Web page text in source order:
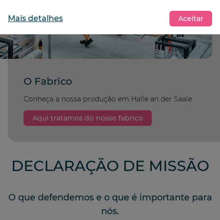
O Fabrico
Conheça a nossa produção em Halle an der Saale
Aqui tratamos do nosso fabrico
DECLARAÇÃO DE MISSÃO
O que defendemos e o que é importante para
nós.
Mais detalhes Aceitar